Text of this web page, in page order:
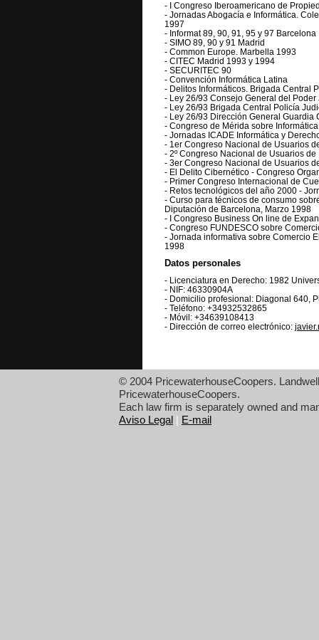
- I Congreso Iberoamericano de
- Jornadas Abogacía e Informática.
1997
- Informat 89, 90, 91, 95 y 97 Barcelona
- SIMO 89, 90 y 91 Madrid
- Common Europe. Marbella 1993
- CITEC Madrid 1993 y 1994
- SECURITEC 90
- Convención Informática Latina
- Delitos Informáticos. Brigada Central
- Ley 26/93 Consejo General del
- Ley 26/93 Brigada Central Policía
- Ley 26/93 Dirección General Guardia
- Congreso de Mérida sobre
- Jornadas ICADE Informática y
- 1er Congreso Nacional de Usuarios
- 2º Congreso Nacional de Usuarios
- 3er Congreso Nacional de Usuarios
- El Delito Cibernético - Congreso
- Primer Congreso Internacional de
- Retos tecnológicos del año 2000 -
- Curso para técnicos de consumo
Diputación de Barcelona, Marzo 1998
- I Congreso Business On line de
- Congreso FUNDESCO sobre
- Jornada informativa sobre Comercio
1998
Datos personales
- Licenciatura en Derecho: 1982
- NIF: 46330904A
- Domicilio profesional: Diagonal 640,
- Teléfono: +34932532865
- Móvil: +34639108413
- Dirección de correo electrónico:
© 2004 PricewaterhouseCoopers.
PricewaterhouseCoopers.
Each law firm is separately owned and
Aviso Legal | E-mail